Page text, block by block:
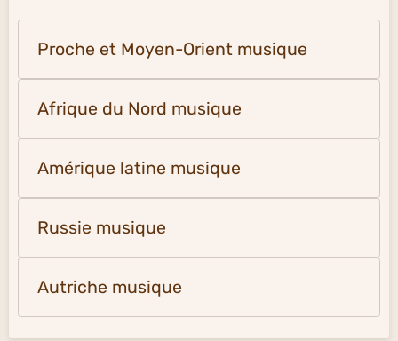
Proche et Moyen-Orient musique
Afrique du Nord musique
Amérique latine musique
Russie musique
Autriche musique